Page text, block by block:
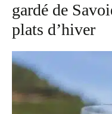
gardé de
plats d’hiver